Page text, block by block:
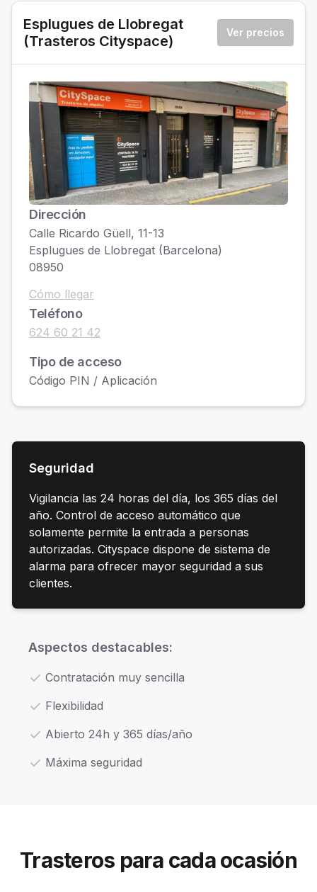
Esplugues de Llobregat
(Trasteros Cityspace)
Ver precios
Dirección
Calle Ricardo Güell, 11-13
Esplugues de Llobregat (Barcelona)
08950
Cómo llegar
Teléfono
624 60 21 42
Tipo de acceso
Código PIN / Aplicación
Seguridad
Vigilancia las 24 horas del día, los 365 días del
año. Control de acceso automático que
solamente permite la entrada a personas
autorizadas. Cityspace dispone de sistema de
alarma para ofrecer mayor seguridad a sus
clientes.
Aspectos destacables:
Contratación muy sencilla
Flexibilidad
Abierto 24h y 365 días/año
Máxima seguridad
Trasteros para cada ocasión